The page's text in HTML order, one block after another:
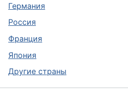
Германия
Россия
Франция
Япония
Другие страны